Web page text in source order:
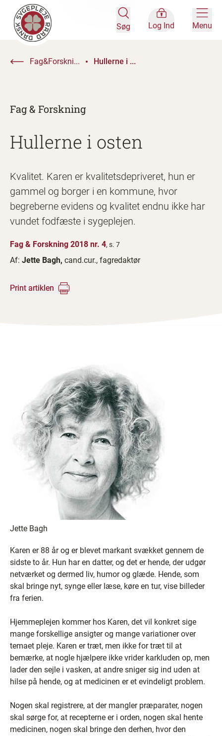
Søg Log Ind Menu
Fag&Forskni... Hullerne i ...
Fag & Forskning
Hullerne i osten
Kvalitet. Karen er kvalitetsdepriveret, hun er
gammel og borger i en kommune, hvor
begreberne evidens og kvalitet endnu ikke har
vundet fodfæste i sygeplejen.
Fag & Forskning 2018 nr. 4, s. 7
Af: Jette Bagh, cand.cur., fagredaktør
Print artiklen
Jette Bagh
Karen er 88 år og er blevet markant svækket gennem de
sidste to år. Hun har en datter, og det er hende, der udgør
netværket og dermed liv, humor og glæde. Hende, som
skal bringe nyt, synge eller læse, køre en tur, vise billeder
fra ferien.
Hjemmeplejen kommer hos Karen, det vil konkret sige
mange forskellige ansigter og mange variationer over
temaet pleje. Karen er træt, men ikke for træt til at
bemærke, at nogle hjælpere ikke vrider karkluden op, men
lader den sejle i vasken, at andre sniger sig ind uden at
hilse på hende, og at medicinen er et evindeligt problem.
Nogen skal registrere, at der mangler præparater, nogen
skal sørge for, at recepterne er i orden, nogen skal hente
medicinen, nogen skal bringe den derhen, hvor den